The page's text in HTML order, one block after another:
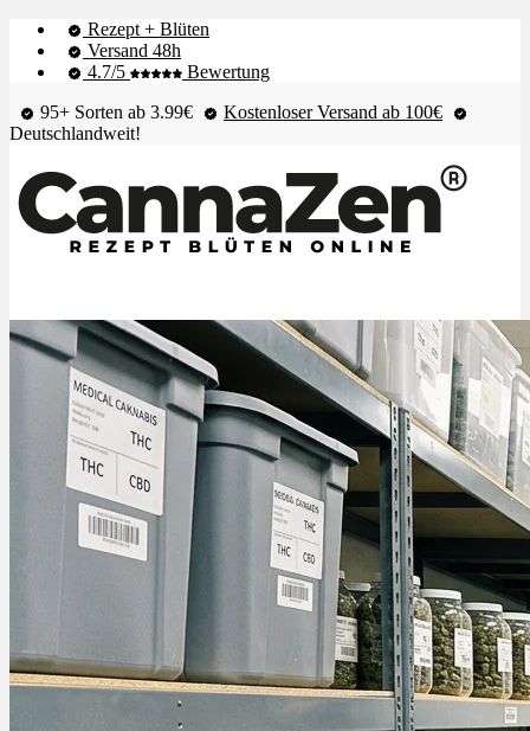
Rezept + Blüten
Versand 48h
4.7/5
Bewertung
95+ Sorten ab 3.99€
Kostenloser Versand ab 100€
Deutschlandweit!
Shop & Live-Bestand
Blüten
Extrakte
Ablauf
Alle Krankheiten